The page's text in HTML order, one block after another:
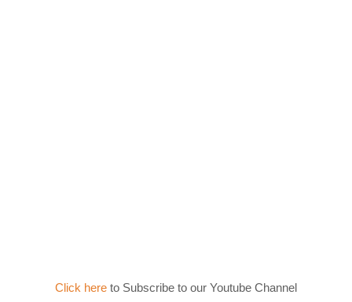
Click here to Subscribe to our Youtube Channel